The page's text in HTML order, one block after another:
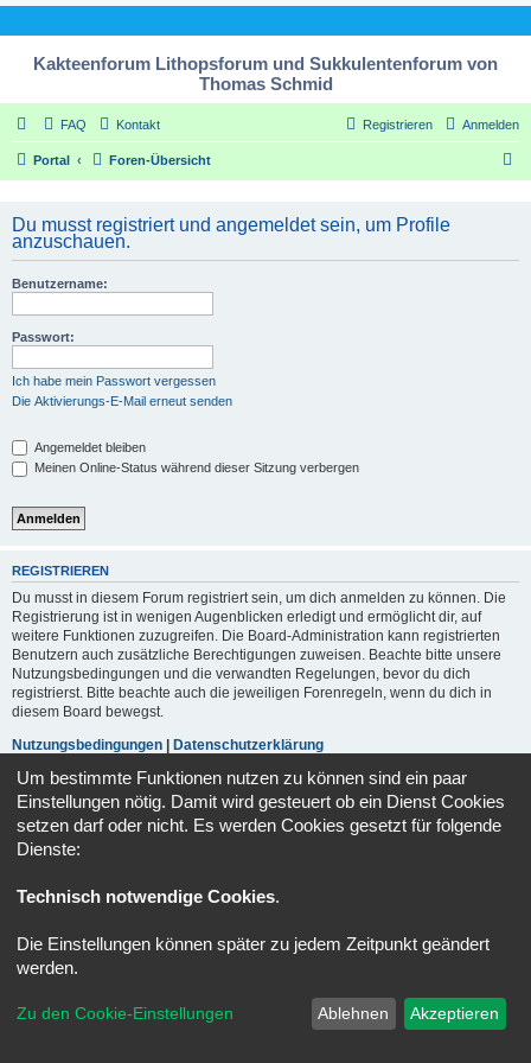
Kakteenforum Lithopsforum und Sukkulentenforum von
Thomas Schmid
FAQ Kontakt Anmelden
Registrieren
Portal Foren-Übersicht
Du musst registriert und angemeldet sein, um Profile
anzuschauen.
Benutzername:
Passwort:
Ich habe mein Passwort vergessen
Die Aktivierungs-E-Mail erneut senden
Angemeldet bleiben
Meinen Online-Status während dieser Sitzung verbergen
REGISTRIEREN
Du musst in diesem Forum registriert sein, um dich anmelden zu können. Die
Registrierung ist in wenigen Augenblicken erledigt und ermöglicht dir, auf
weitere Funktionen zuzugreifen. Die Board-Administration kann registrierten
Benutzern auch zusätzliche Berechtigungen zuweisen. Beachte bitte unsere
Nutzungsbedingungen und die verwandten Regelungen, bevor du dich
registrierst. Bitte beachte auch die jeweiligen Forenregeln, wenn du dich in
diesem Board bewegst.
Nutzungsbedingungen
Datenschutzerklärung
Registrieren
Alle Cookies löschen
Impressum
Kontakt
Powered by
® Forum Software © phpBB Limited
Deutsche Übersetzung durch
Um bestimmte Funktionen nutzen zu können sind ein paar
Einstellungen nötig. Damit wird gesteuert ob ein Dienst Cookies
setzen darf oder nicht. Es werden Cookies gesetzt für folgende
Dienste:
Technisch notwendige Cookies.
Die Einstellungen können später zu jedem Zeitpunkt geändert
werden.
Zu den Cookie-Einstellungen Ablehnen Akzeptieren